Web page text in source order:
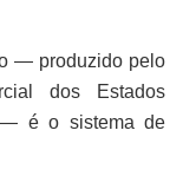
— produzido pelo
dos Estados
— é o sistema de